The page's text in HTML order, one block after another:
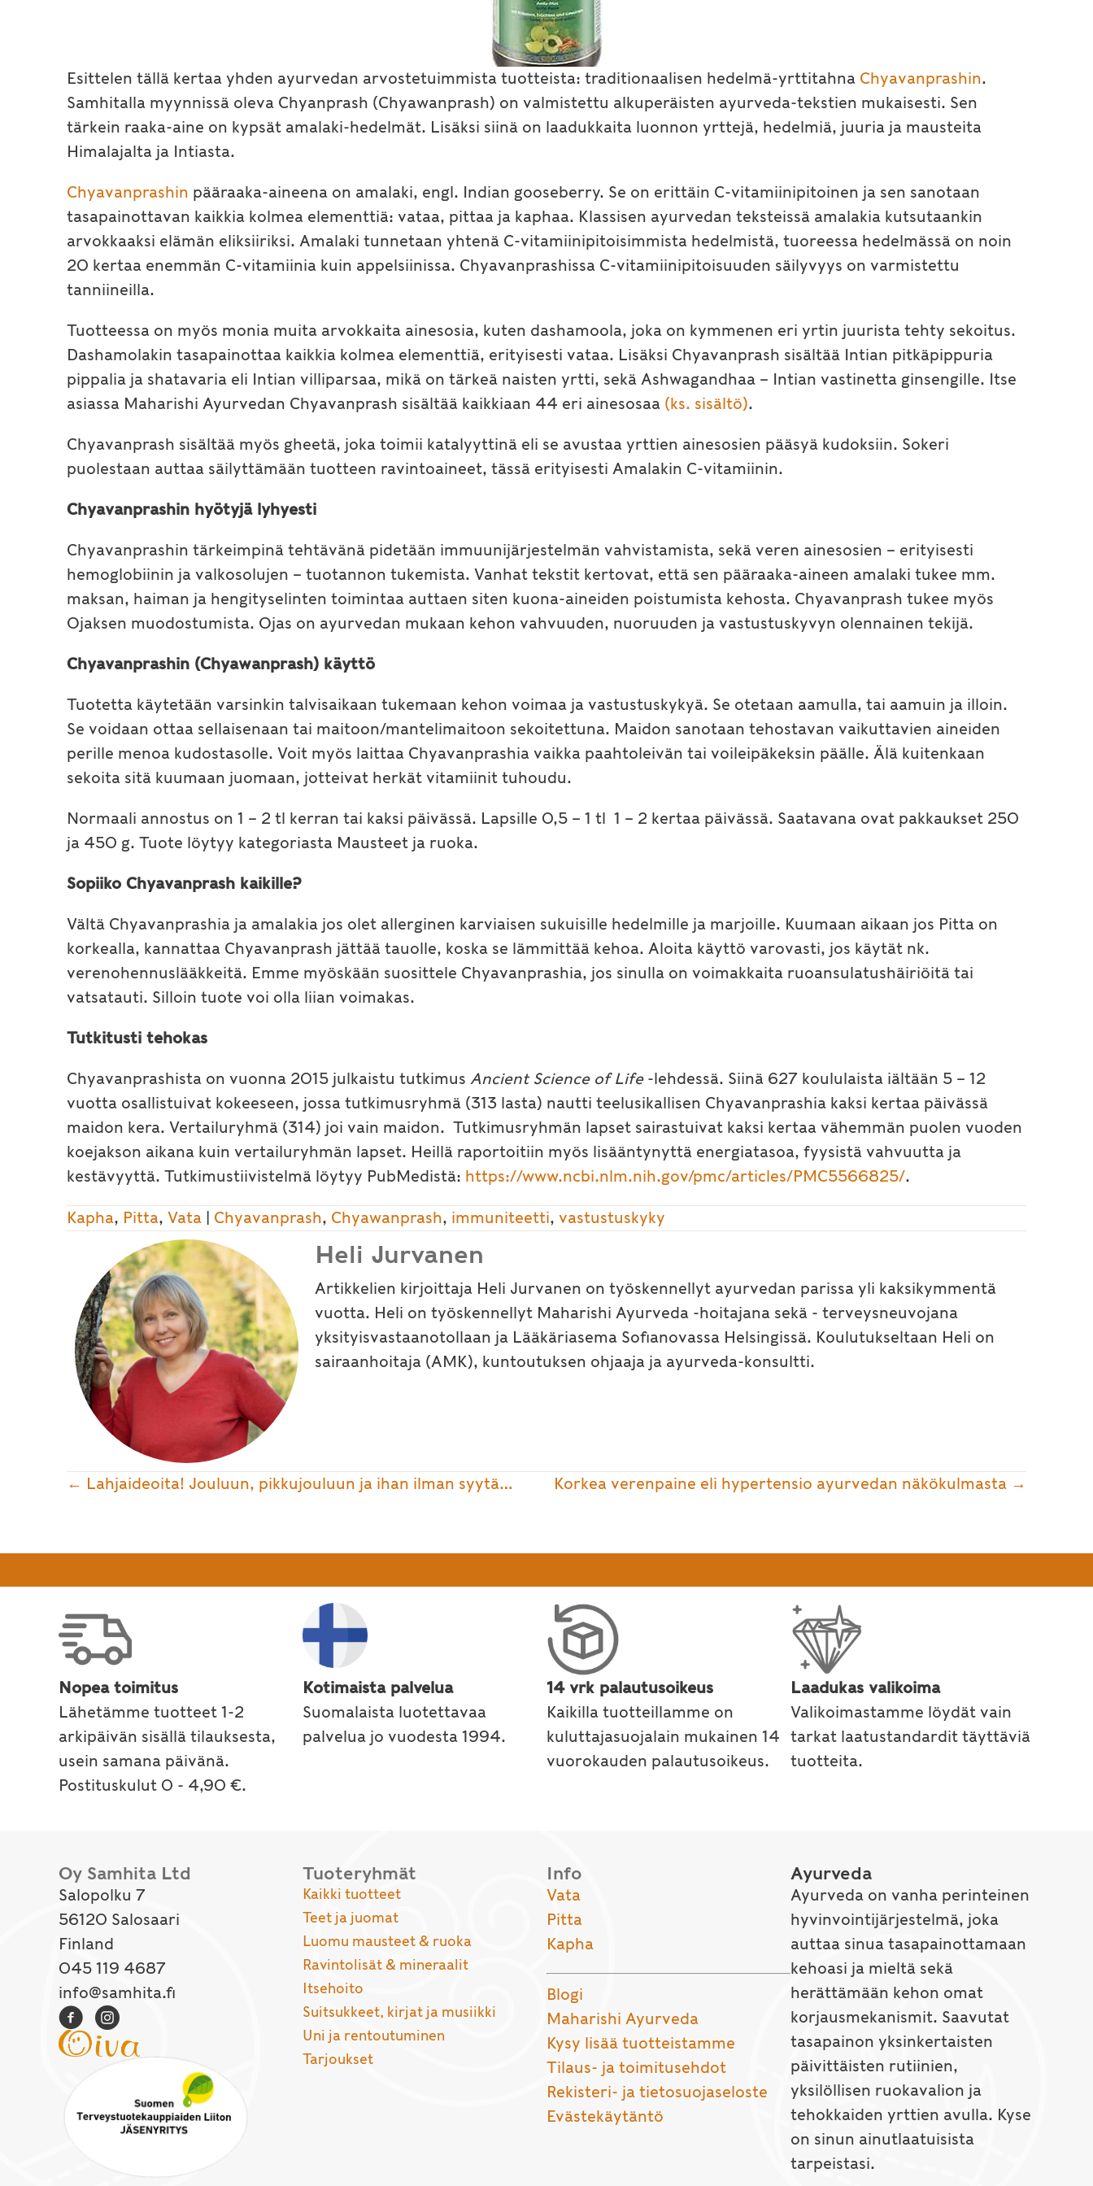
Esittelen tällä kertaa yhden ayurvedan arvostetuimmista tuotteista: traditionaalisen hedelmä-yrttitahna Chyavanprashin.
Samhitalla myynnissä oleva Chyanprash (Chyawanprash) on valmistettu alkuperäisten ayurveda-tekstien mukaisesti. Sen
tärkein raaka-aine on kypsät amalaki-hedelmät. Lisäksi siinä on laadukkaita luonnon yrttejä, hedelmiä, juuria ja mausteita
Himalajalta ja Intiasta.
Chyavanprashin pääraaka-aineena on amalaki, engl. Indian gooseberry. Se on erittäin C-vitamiinipitoinen ja sen sanotaan
tasapainottavan kaikkia kolmea elementtiä: vataa, pittaa ja kaphaa. Klassisen ayurvedan teksteissä amalakia kutsutaankin
arvokkaaksi elämän eliksiiriksi. Amalaki tunnetaan yhtenä C-vitamiinipitoisimmista hedelmistä, tuoreessa hedelmässä on noin
20 kertaa enemmän C-vitamiinia kuin appelsiinissa. Chyavanprashissa C-vitamiinipitoisuuden säilyvyys on varmistettu
tanniineilla.
Tuotteessa on myös monia muita arvokkaita ainesosia, kuten dashamoola, joka on kymmenen eri yrtin juurista tehty sekoitus.
Dashamolakin tasapainottaa kaikkia kolmea elementtiä, erityisesti vataa. Lisäksi Chyavanprash sisältää Intian pitkäpippuria
pippalia ja shatavaria eli Intian villiparsaa, mikä on tärkeä naisten yrtti, sekä Ashwagandhaa – Intian vastinetta ginsengille. Itse
asiassa Maharishi Ayurvedan Chyavanprash sisältää kaikkiaan 44 eri ainesosaa (ks. sisältö).
Chyavanprash sisältää myös gheetä, joka toimii katalyyttinä eli se avustaa yrttien ainesosien pääsyä kudoksiin. Sokeri
puolestaan auttaa säilyttämään tuotteen ravintoaineet, tässä erityisesti Amalakin C-vitamiinin.
Chyavanprashin hyötyjä lyhyesti
Chyavanprashin tärkeimpinä tehtävänä pidetään immuunijärjestelmän vahvistamista, sekä veren ainesosien – erityisesti
hemoglobiinin ja valkosolujen – tuotannon tukemista. Vanhat tekstit kertovat, että sen pääraaka-aineen amalaki tukee mm.
maksan, haiman ja hengityselinten toimintaa auttaen siten kuona-aineiden poistumista kehosta. Chyavanprash tukee myös
Ojaksen muodostumista. Ojas on ayurvedan mukaan kehon vahvuuden, nuoruuden ja vastustuskyvyn olennainen tekijä.
Chyavanprashin (Chyawanprash) käyttö
Tuotetta käytetään varsinkin talvisaikaan tukemaan kehon voimaa ja vastustuskykyä. Se otetaan aamulla, tai aamuin ja illoin.
Se voidaan ottaa sellaisenaan tai maitoon/manteli­maitoon sekoitettuna. Maidon sanotaan tehostavan vaikuttavien aineiden
perille menoa kudostasolle. Voit myös laittaa Chyavanprashia vaikka paahtoleivän tai voileipäkeksin päälle. Älä kuitenkaan
sekoita sitä kuumaan juomaan, jotteivat herkät vitamiinit tuhoudu.
Normaali annostus on 1 – 2 tl kerran tai kaksi päivässä. Lapsille 0,5 – 1 tl 1 – 2 kertaa päivässä. Saatavana ovat pakkaukset 250
ja 450 g. Tuote löytyy kategoriasta Mausteet ja ruoka.
Sopiiko Chyavanprash kaikille?
Vältä Chyavanprashia ja amalakia jos olet allerginen karviaisen sukuisille hedelmille ja marjoille. Kuumaan aikaan jos Pitta on
korkealla, kannattaa Chyavanprash jättää tauolle, koska se lämmittää kehoa. Aloita käyttö varovasti, jos käytät nk.
verenohennuslääkkeitä. Emme myöskään suosittele Chyavanprashia, jos sinulla on voimakkaita ruoansulatushäiriöitä tai
vatsatauti. Silloin tuote voi olla liian voimakas.
Tutkitusti tehokas
Chyavanprashista on vuonna 2015 julkaistu tutkimus Ancient Science of Life-lehdessä. Siinä 627 koululaista iältään 5 – 12
vuotta osallistuivat kokeeseen, jossa tutkimusryhmä (313 lasta) nautti teelusikallisen Chyavanprashia kaksi kertaa päivässä
maidon kera. Vertailuryhmä (314) joi vain maidon. Tutkimusryhmän lapset sairastuivat kaksi kertaa vähemmän puolen vuoden
koejakson aikana kuin vertailuryhmän lapset. Heillä raportoitiin myös lisääntynyttä energiatasoa, fyysistä vahvuutta ja
kestävyyttä. Tutkimustiivistelmä löytyy PubMedistä: https://www.ncbi.nlm.nih.gov/pmc/articles/PMC5566825/.
Kapha, Pitta, Vata Chyavanprash, Chyawanprash, immuniteetti, vastustuskyky
Heli Jurvanen
Artikkelien kirjoittaja Heli Jurvanen on työskennellyt ayurvedan parissa yli kaksikymmentä
vuotta. Heli on työskennellyt Maharishi Ayurveda -hoitajana sekä - terveysneuvojana
yksityisvastaanotollaan ja Lääkäriasema Sofianovassa Helsingissä. Koulutukseltaan Heli on
sairaanhoitaja (AMK), kuntoutuksen ohjaaja ja ayurveda-konsultti.
Posts
← Lahjaideoita! Jouluun, pikkujouluun ja ihan ilman syytä… Korkea verenpaine eli hypertensio ayurvedan näkökulmasta →
Nopea toimitus
Lähetämme tuotteet 1-2
arkipäivän sisällä tilauksesta,
usein samana päivänä.
Postituskulut 0 - 4,90 €.
Kotimaista palvelua
Suomalaista luotettavaa
palvelua jo vuodesta 1994.
14 vrk palautusoikeus
Kaikilla tuotteillamme on
kuluttajasuojalain mukainen 14
vuorokauden palautusoikeus.
Laadukas valikoima
Valikoimastamme löydät vain
tarkat laatustandardit täyttäviä
tuotteita.
Oy Samhita Ltd
Salopolku 7
56120 Salosaari
Finland
045 119 4687
info@samhita.fi
Tuoteryhmät
Kaikki tuotteet
Teet ja juomat
Luomu mausteet & ruoka
Ravintolisät & mineraalit
Itsehoito
Suitsukkeet, kirjat ja musiikki
Uni ja rentoutuminen
Tarjoukset
Info
Vata
Pitta
Kapha
Blogi
Maharishi Ayurveda
Kysy lisää tuotteistamme
Tilaus- ja toimitusehdot
Rekisteri- ja tietosuojaseloste
Evästekäytäntö
Ayurveda
Ayurveda on vanha perinteinen
hyvinvointijärjestelmä, joka
auttaa sinua tasapainottamaan
kehoasi ja mieltä sekä
herättämään kehon omat
korjausmekanismit. Saavutat
tasapainon yksinkertaisten
päivittäisten rutiinien,
yksilöllisen ruokavalion ja
tehokkaiden yrttien avulla. Kyse
on sinun ainutlaatuisista
tarpeistasi.